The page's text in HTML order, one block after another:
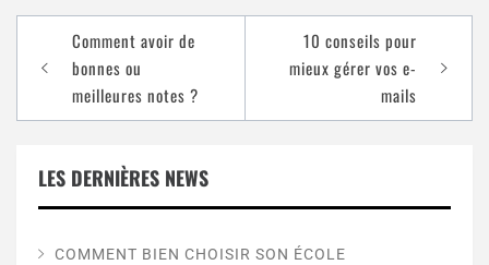
Comment avoir de
bonnes ou
meilleures notes ?
10 conseils pour
mieux gérer vos e-
mails
LES DERNIÈRES NEWS
COMMENT BIEN CHOISIR SON ÉCOLE